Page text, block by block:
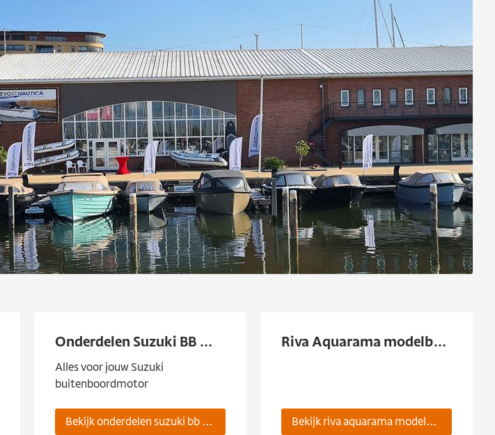
Onderdelen Suzuki BB motor
Alles voor jouw Suzuki
buitenboordmotor
Bekijk onderdelen suzuki bb motor
Riva Aquarama modelboten
Bekijk riva aquarama modelboten